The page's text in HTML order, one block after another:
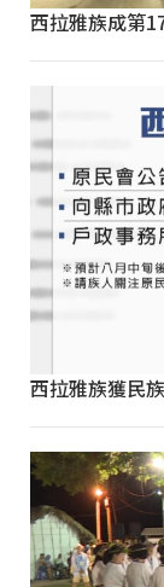
西拉雅族成第
西拉雅族獲民